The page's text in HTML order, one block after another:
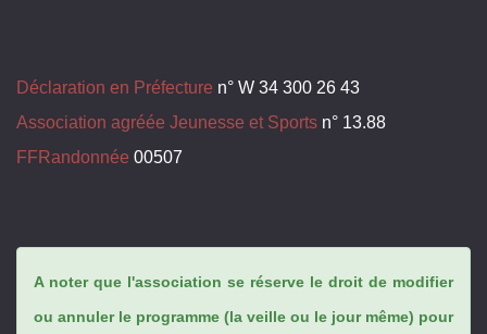
Déclaration en Préfecture n° W 34 300 26 43
Association agréée Jeunesse et Sports n° 13.88
FFRandonnée 00507
A noter que l'association se réserve le droit de modifier
ou annuler le programme (la veille ou le jour même) pour